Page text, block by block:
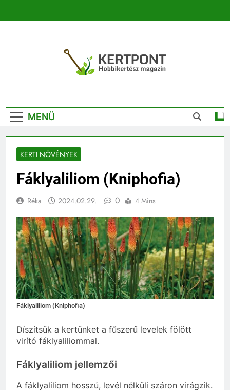
Kertészeti
Magazin |
Növénykereső És
Növényhatározó
MENÜ
KERTI NÖVÉNYEK
Fáklyaliliom (Kniphofia)
Réka 2024.02.29. 0 4 Mins
Fáklyaliliom (Kniphofia)
Díszítsük a kertünket a fűszerű levelek fölött
virító fáklyaliliommal.
Fáklyaliliom jellemzői
A fáklyaliliom hosszú, levél nélküli száron virágzik.